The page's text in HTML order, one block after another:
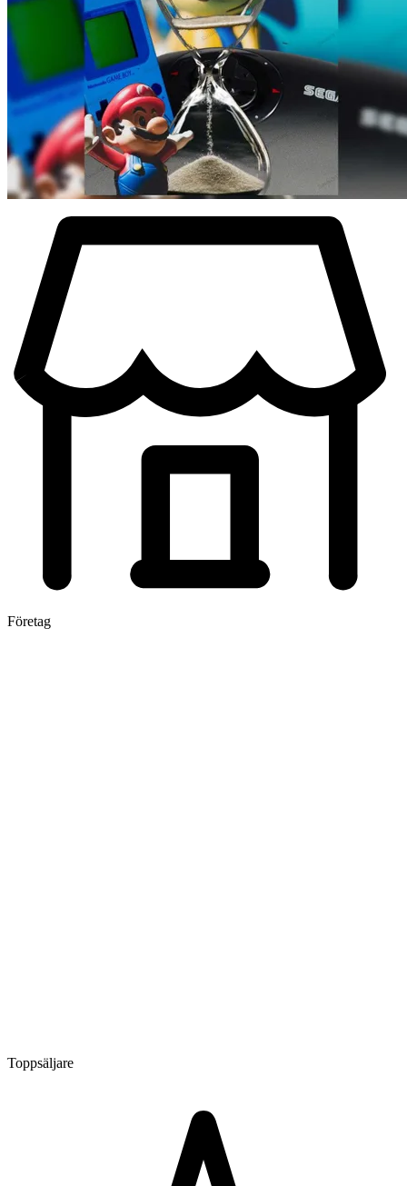
Företag
Toppsäljare